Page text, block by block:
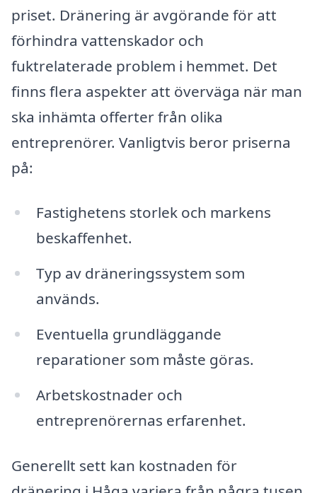
priset. Dränering är avgörande för att
förhindra vattenskador och
fuktrelaterade problem i hemmet. Det
finns flera aspekter att överväga när man
ska inhämta offerter från olika
entreprenörer. Vanligtvis beror priserna
på:
Fastighetens storlek och markens
beskaffenhet.
Typ av dräneringssystem som
används.
Eventuella grundläggande
reparationer som måste göras.
Arbetskostnader och
entreprenörernas erfarenhet.
Generellt sett kan kostnaden för